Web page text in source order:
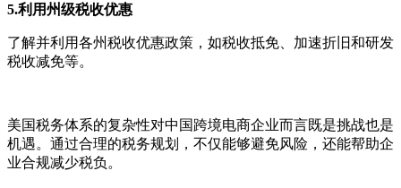
5.利用州级税收优惠
了解并利用各州税收优惠政策，如税收抵免、加速折旧和研发
税收减免等。
美国税务体系的复杂性对中国跨境电商企业而言既是挑战也是
机遇。通过合理的税务规划，不仅能够避免风险，还能帮助企
业合规减少税负。